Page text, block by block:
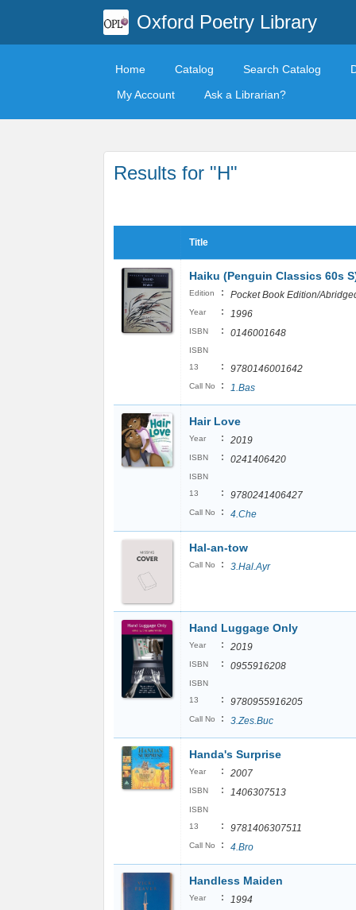
Oxford Poetry Library
Home Catalog Search Catalog
My Account
Ask a Librarian?
Results for "H"
Title
Haiku (Penguin Classics 60s
Edition : Pocket Book Edition/
Year : 1996
ISBN : 0146001648
ISBN
13
: 9780146001642
Call No : 1.Bas
Hair Love
Year : 2019
ISBN : 0241406420
ISBN
13
: 9780241406427
Call No : 4.Che
Hal-an-tow
Call No : 3.Hal.Ayr
Hand Luggage Only
Year : 2019
ISBN : 0955916208
ISBN
13
: 9780955916205
Call No : 3.Zes.Buc
Handa's Surprise
Year : 2007
ISBN : 1406307513
ISBN
13
: 9781406307511
Call No : 4.Bro
Handless Maiden
Year : 1994